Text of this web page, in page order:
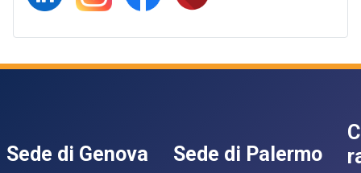
Sede di Genova Sede di Palermo